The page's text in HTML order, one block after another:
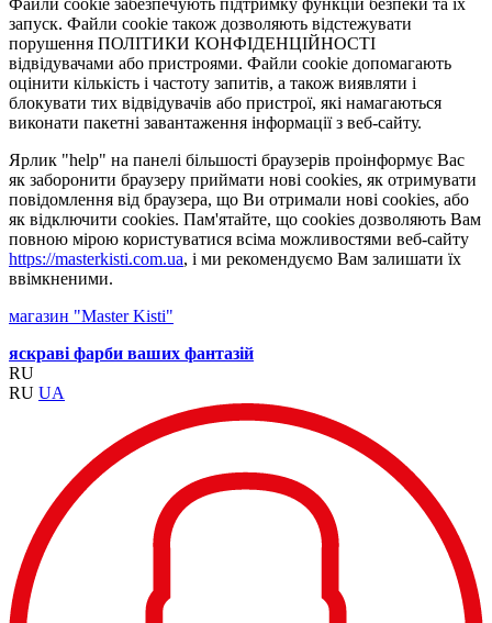
Файли cookie забезпечують підтримку функцій безпеки та їх
запуск. Файли cookie також дозволяють відстежувати
порушення ПОЛІТИКИ КОНФІДЕНЦІЙНОСТІ
відвідувачами або пристроями. Файли cookie допомагають
оцінити кількість і частоту запитів, а також виявляти і
блокувати тих відвідувачів або пристрої, які намагаються
виконати пакетні завантаження інформації з веб-сайту.
Ярлик "help" на панелі більшості браузерів проінформує Вас
як заборонити браузеру приймати нові cookies, як отримувати
повідомлення від браузера, що Ви отримали нові cookies, або
як відключити cookies. Пам'ятайте, що cookies дозволяють Вам
повною мірою користуватися всіма можливостями веб-сайту
https://masterkisti.com.ua, і ми рекомендуємо Вам залишати їх
ввімкненими.
магазин "Master Kisti"
яскраві фарби ваших фантазій
RU
RU UA